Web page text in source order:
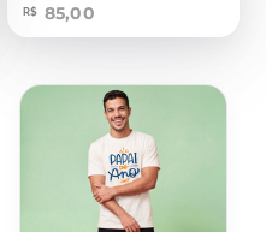
R$ 85,00